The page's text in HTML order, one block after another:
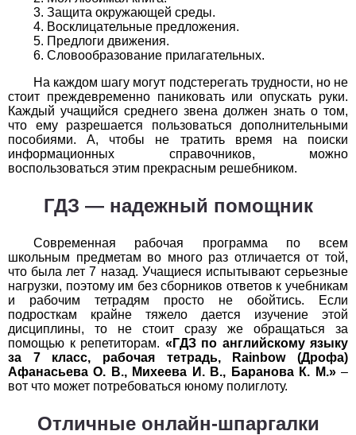
2 3 4 5 6 7
Технология
2 3 4 5 6 7 8 9 10
11
Физика
1
2 3 4 6 7 8
11
2 5
Химия
1
2 3 4 5 6 7 8 9 10
11
Черчение
1
2 3 4 5 6 7 8 9 10
11
Экология
2 3 4 5 6 7 8 9 10
Защита окружающей среды.
Восклицательные предложения.
Предлоги движения.
Словообразование прилагательных.
На каждом шагу могут подстерегать трудности, но не
стоит преждевременно паниковать или опускать руки.
Каждый учащийся среднего звена должен знать о том,
что ему разрешается пользоваться дополнительными
пособиями. А, чтобы не тратить время на поиски
информационных справочников, можно
воспользоваться этим прекрасным решебником.
ГДЗ — надежный помощник
Современная рабочая программа по всем
школьным предметам во много раз отличается от той,
что была лет 7 назад. Учащиеся испытывают серьезные
нагрузки, поэтому им без сборников ответов к учебникам
и рабочим тетрадям просто не обойтись. Если
подросткам крайне тяжело дается изучение этой
дисциплины, то не стоит сразу же обращаться за
помощью к репетиторам. «ГДЗ по английскому языку
за 7 класс, рабочая тетрадь, Rainbow (Дрофа)
Афанасьева О. В., Михеева И. В., Баранова К. М.»–
вот что может потребоваться юному полиглоту.
Отличные онлайн-шпаргалки